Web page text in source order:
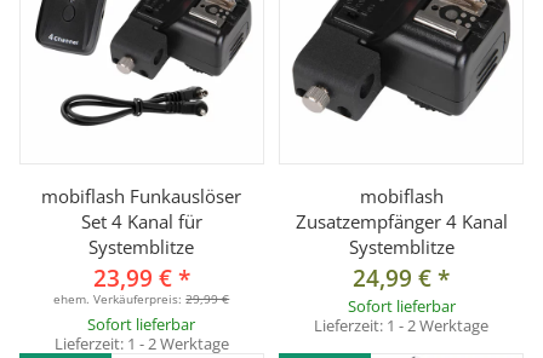
° Speedring, Neiger und Blitzschiene aus eloxiertem
Aluminium
° inkl. Tasche
Gesamthöhe: ca. 22,5cm
Vertikal verstellbar: ca. 4,5cm
Horizontal verstellbar: ca. 19cm
Stativanschluss: 5/8" Spigotaufnahme
Gewicht: ca. 500g
mobiflash Funkauslöser
Set 4 Kanal für
Systemblitze
23,99 €*
ehem. Verkäuferpreis:29,99 €
Sofort lieferbar
Lieferzeit: 1 - 2 Werktage
mobiflash
Zusatzempfänger 4 Kanal
Systemblitze
24,99 €*
Sofort lieferbar
Lieferzeit: 1 - 2 Werktage